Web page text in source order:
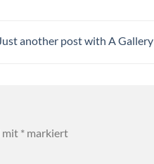
Just another post with A Gallery
mit * markiert